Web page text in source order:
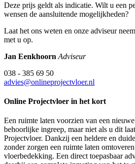
Deze prijs geldt als indicatie. Wilt u een
wensen de aansluitende mogelijkheden?
Laat het ons weten en onze adviseur
met u op.
Jan Eenkhoorn Adviseur
038 - 385 69 50
advies@onlineprojectvloer.nl
Online Projectvloer in het kort
Een ruimte laten voorzien van een
behoorlijke ingreep, maar niet als u dit
Projectvloer. Dankzij een heldere en
zonder zorgen een ruimte laten
vloerbedekking. Een direct toepasbaar